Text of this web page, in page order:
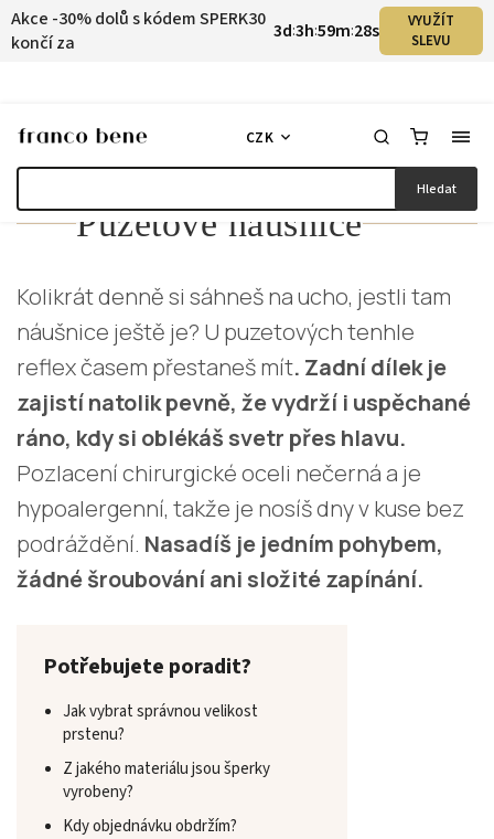
Akce -30% dolů s kódem SPERK30
končí za
3d:3h:59m:28s
VYUŽÍT
SLEVU
Hledat
CZK
Puzetové náušnice
Kolikrát denně si sáhneš na ucho, jestli tam
náušnice ještě je? U puzetových tenhle
reflex časem přestaneš mít. Zadní dílek je
zajistí natolik pevně, že vydrží i uspěchané
ráno, kdy si oblékáš svetr přes hlavu.
Pozlacení chirurgické oceli nečerná a je
hypoalergenní, takže je nosíš dny v kuse bez
podráždění. Nasadíš je jedním pohybem,
žádné šroubování ani složité zapínání.
Potřebujete poradit?
Jak vybrat správnou velikost
prstenu?
Z jakého materiálu jsou šperky
vyrobeny?
Kdy objednávku obdržím?